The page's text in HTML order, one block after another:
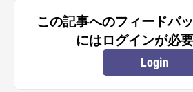
この記事へのフィードバ
にはログインが必要
Login